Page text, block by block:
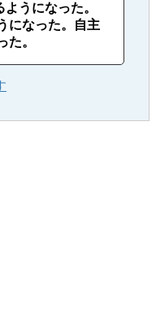
うになった。
になった。自主
た。